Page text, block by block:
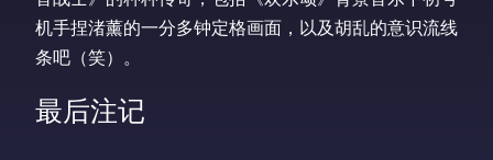
机手捏渚薰的一分多钟定格画面，以及胡乱的意识流线
条吧（笑）。
最后注记